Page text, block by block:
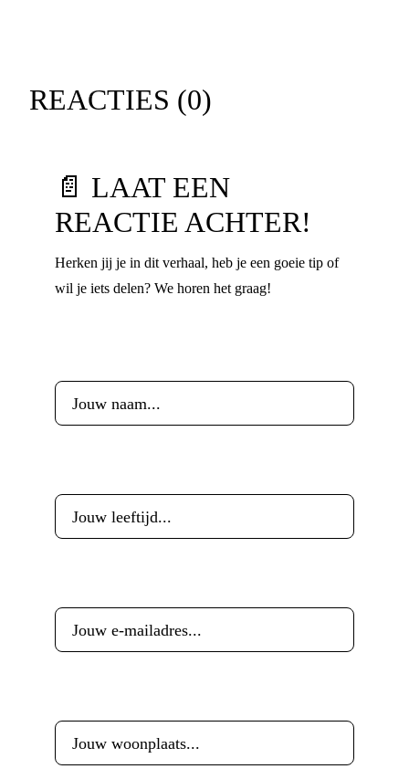
REACTIES (0)
📄 LAAT EEN
REACTIE ACHTER!
Herken jij je in dit verhaal, heb je een goeie tip of
wil je iets delen? We horen het graag!